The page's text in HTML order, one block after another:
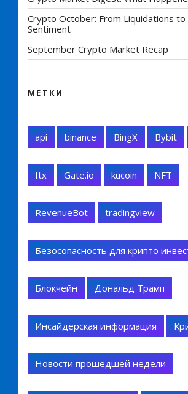
Crypto October: From Liquidations to
Sentiment
September Crypto Market Recap
МЕТКИ
api binance BingX Bybit
ftx Gate.io kucoin NFT
RevenueBot tradingview
Безосопасность для крипто
Блокчейн Дональд Трамп
Инсайдерская информация
Новости прошедшей недели